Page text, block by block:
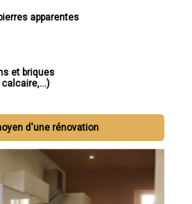
apparentes
et briques
calcaire,...)
d'une rénovation